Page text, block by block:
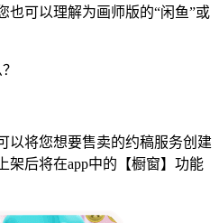
也可以理解为画师版的“闲鱼”或
将您想要售卖的约稿服务创建
架后将在app中的【橱窗】功能